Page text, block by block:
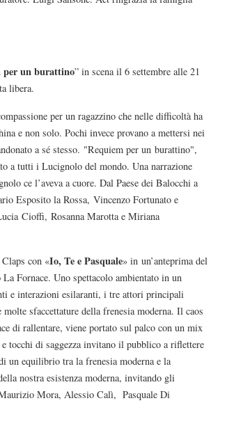
per un burattino” in scena il 6 settembre alle 21
libera.
per un ragazzino che nelle difficoltà ha
e non solo. Pochi invece provano a mettersi nei
a sé stesso. "Requiem per un burattino",
a tutti i Lucignolo del mondo. Una narrazione
ce l’aveva a cuore. Dal Paese dei Balocchi a
Esposito la Rossa, Vincenzo Fortunato e
Cioffi, Rosanna Marotta e Miriana
con «Io, Te e Pasquale» in un’anteprima del
Fornace. Uno spettacolo ambientato in un
e interazioni esilaranti, i tre attori principali
sfaccettature della frenesia moderna. Il caos
di rallentare, viene portato sul palco con un mix
tocchi di saggezza invitano il pubblico a riflettere
un equilibrio tra la frenesia moderna e la
nostra esistenza moderna, invitando gli
Mora, Alessio Calì, Pasquale Di